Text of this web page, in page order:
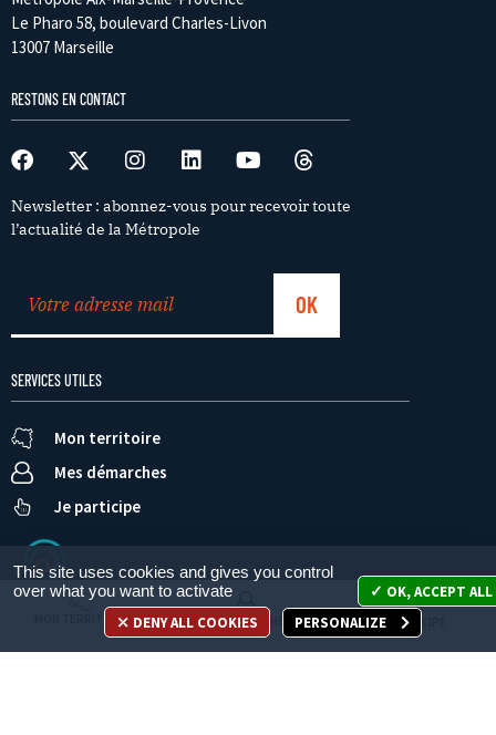
Le Pharo 58, boulevard Charles-Livon
13007 Marseille
RESTONS EN CONTACT
Newsletter : abonnez-vous pour recevoir toute
l’actualité de la Métropole
SERVICES UTILES
Mon territoire
Mes démarches
Je participe
Appelez-nous
MON TERRITOIRE MES DÉMARCHES JE PARTICIPE
This site uses cookies and gives you control
over what you want to activate
OK, ACCEPT ALL
DENY ALL COOKIES
PERSONALIZE